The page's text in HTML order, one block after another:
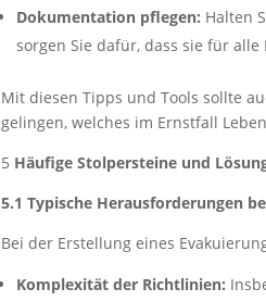
Dokumentation pflegen: Halten
sorgen Sie dafür, dass sie für
Mit diesen Tipps und Tools sollte
gelingen, welches im Ernstfall
5 Häufige Stolpersteine und
5.1 Typische Herausforderungen
Bei der Erstellung eines
Komplexität der Richtlinien: